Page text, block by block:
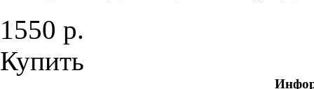
1550 р.
Купить